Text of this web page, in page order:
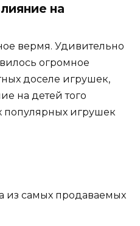
на
вермя. Удивительно
огромное
доселе игрушек,
на детей того
популярных игрушек
из самых продаваемых